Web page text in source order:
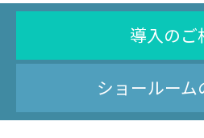
導入のご
ショールーム